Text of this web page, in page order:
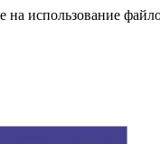
использование